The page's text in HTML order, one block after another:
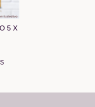
5 X